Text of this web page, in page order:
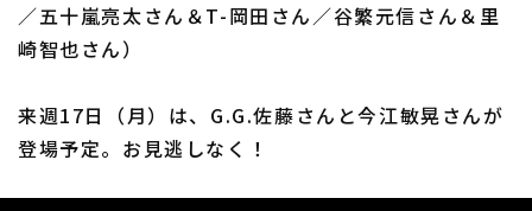
／五十嵐亮太さん＆T-岡田さん／谷繁元信さん＆里
崎智也さん）
来週17日（月）は、G.G.佐藤さんと今江敏晃さんが
登場予定。お見逃しなく！